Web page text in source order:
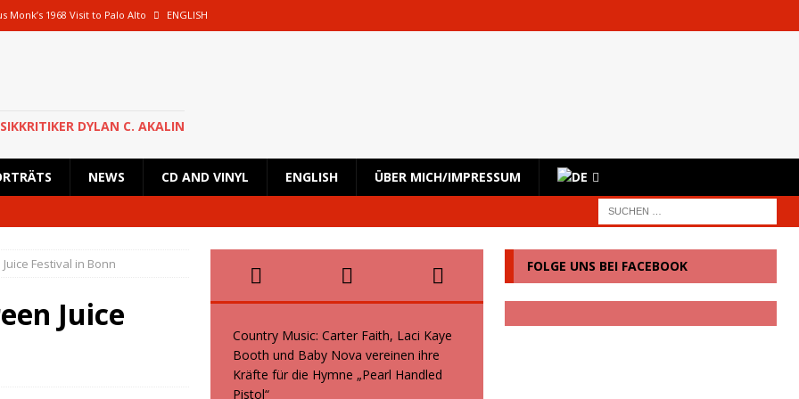
Monk’s 1968 Visit to Palo Alto ENGLISH
Creole and the Coconuts und Boogie Wonderstars machen den
italienische Fans machen den KunstRasen Bonn zu einem Platz der
DYLAN C. AKALIN
NEWS CD AND VINYL ENGLISH ÜBER MICH/IMPRESSUM
Festival in Bonn
Juice
Country Music: Carter Faith, Laci Kaye
Booth und Baby Nova vereinen ihre
Kräfte für die Hymne „Pearl Handled
Pistol“
FOLGE UNS BEI FACEBOOK